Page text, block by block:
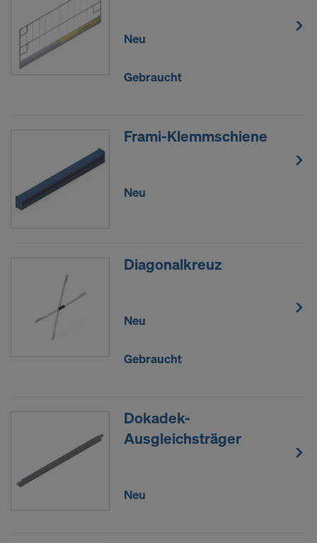
Neu
Gebraucht
Frami-Klemmschiene
Neu
Diagonalkreuz
Neu
Gebraucht
Dokadek-
Ausgleichsträger
Neu